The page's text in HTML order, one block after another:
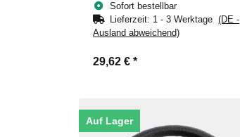
Sofort bestellbar
Lieferzeit: 1 - 3 Werktage(DE -
Ausland abweichend)
29,62 € *
Auf Lager